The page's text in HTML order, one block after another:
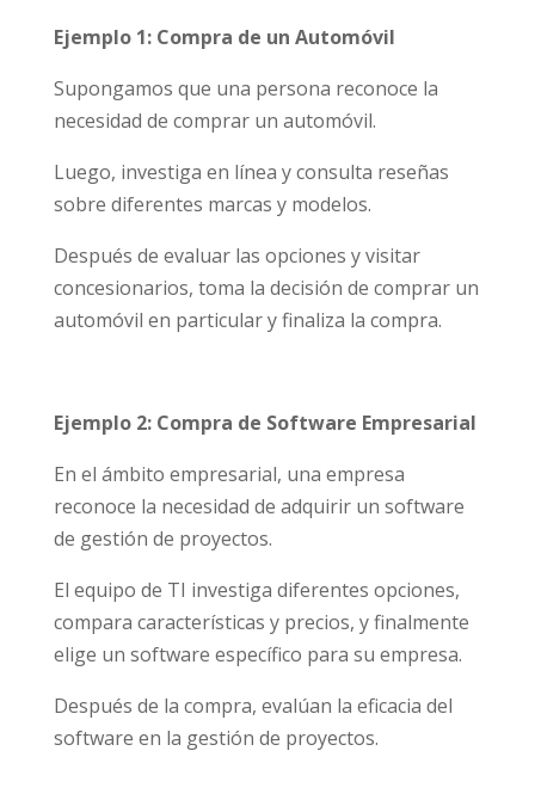
Ejemplo 1: Compra de un Automóvil
Supongamos que una persona reconoce la
necesidad de comprar un automóvil.
Luego, investiga en línea y consulta reseñas
sobre diferentes marcas y modelos.
Después de evaluar las opciones y visitar
concesionarios, toma la decisión de comprar un
automóvil en particular y finaliza la compra.
Ejemplo 2: Compra de Software Empresarial
En el ámbito empresarial, una empresa
reconoce la necesidad de adquirir un software
de gestión de proyectos.
El equipo de TI investiga diferentes opciones,
compara características y precios, y finalmente
elige un software específico para su empresa.
Después de la compra, evalúan la eficacia del
software en la gestión de proyectos.